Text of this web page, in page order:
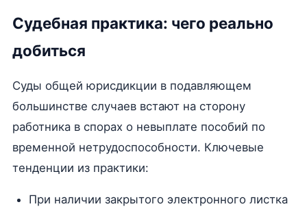
Судебная практика: чего реально
добиться
Суды общей юрисдикции в подавляющем
большинстве случаев встают на сторону
работника в спорах о невыплате пособий по
временной нетрудоспособности. Ключевые
тенденции из практики:
При наличии закрытого электронного листка